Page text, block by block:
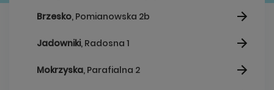
Brzesko, Pomianowska 2b
Jadowniki, Radosna 1
Mokrzyska, Parafialna 2